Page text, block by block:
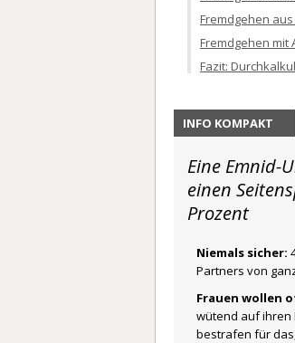
Fremdgehen
Fremdgehen mit
Fazit:
INFO KOMPAKT
Eine Emnid-
einen
Prozent
Niemals sicher:
Partners von
Frauen wollen
wütend auf ihren
bestrafen für